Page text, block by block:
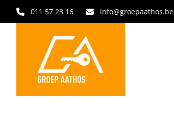
Aller au contenu principal
011 57 23 16 info@groepaathos.be